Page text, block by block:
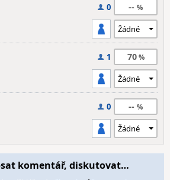
0 --
1 70
0 --
komentář, diskutovat…